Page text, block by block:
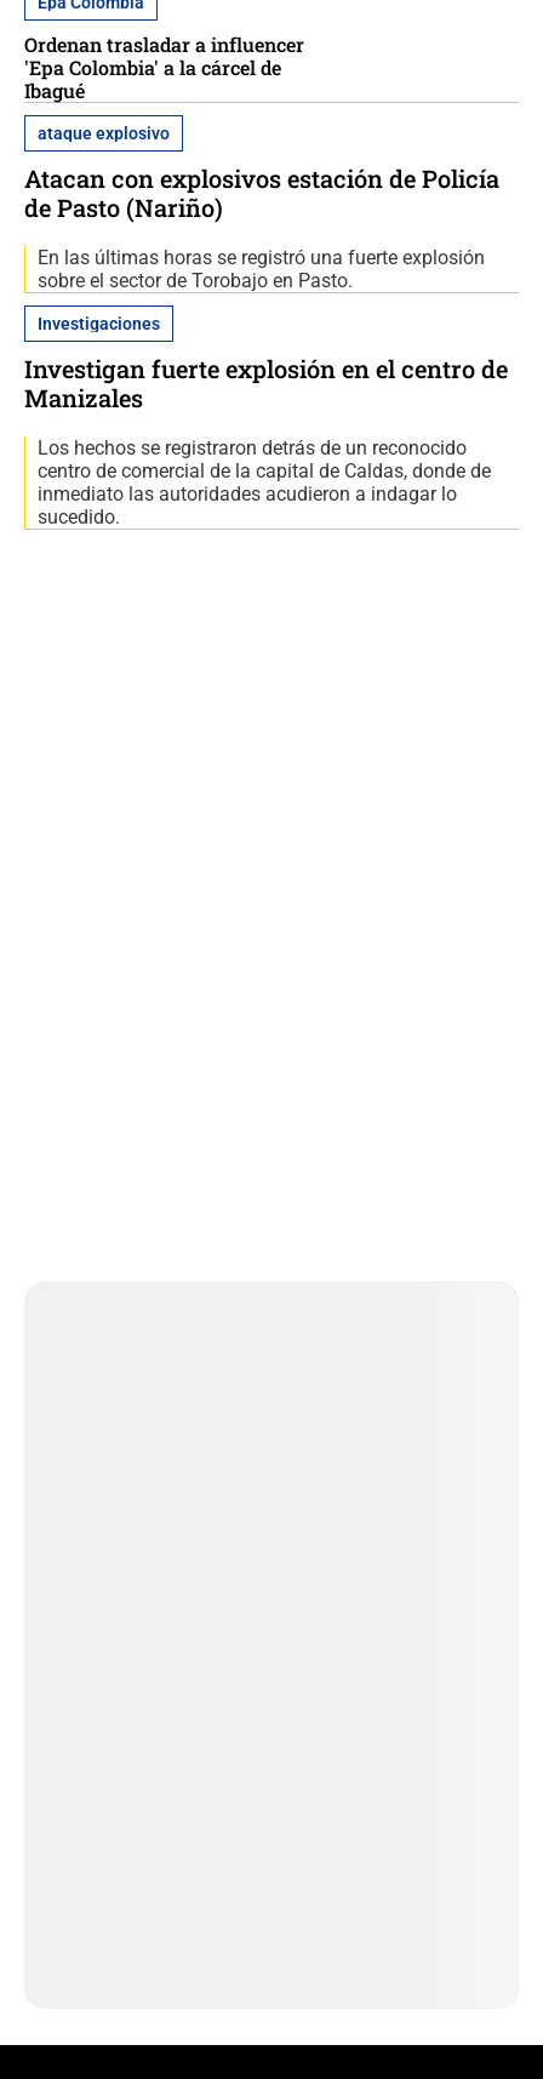
Ordenan trasladar a influencer
'Epa Colombia' a la cárcel de
Ibagué
ataque explosivo
Atacan con explosivos estación de Policía
de Pasto (Nariño)
En las últimas horas se registró una fuerte explosión
sobre el sector de Torobajo en Pasto.
Investigaciones
Investigan fuerte explosión en el centro de
Manizales
Los hechos se registraron detrás de un reconocido
centro de comercial de la capital de Caldas, donde de
inmediato las autoridades acudieron a indagar lo
sucedido.